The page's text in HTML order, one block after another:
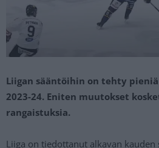
Liigan sääntöihin on tehty
2023-24. Eniten muutokset
rangaistuksia.
Liiga on tiedottanut alkavan